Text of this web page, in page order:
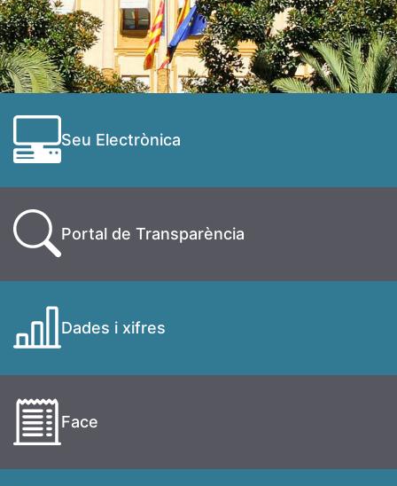
Seu Electrònica
Portal de Transparència
Dades i xifres
Face